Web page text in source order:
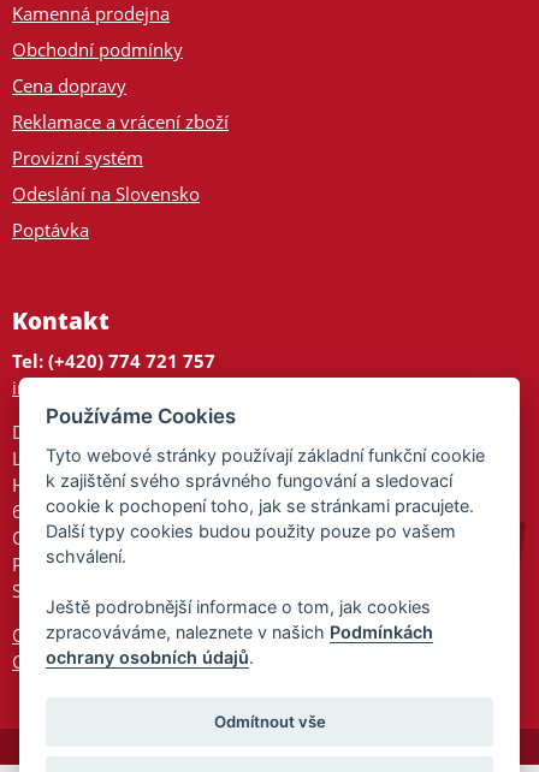
Kamenná prodejna
Obchodní podmínky
Cena dopravy
Reklamace a vrácení zboží
Provizní systém
Odeslání na Slovensko
Poptávka
Kontakt
Tel: (+420) 774 721 757
info@tajnedarky.cz
Dárkové centrum
Legionářů 2
Hodonín
695 01
Otevřeno:
Po-Pá 9-17
So 9-11:30
Ochrana osobních údajů
Cookies
Používáme Cookies
Tyto webové stránky používají základní funkční cookie
k zajištění svého správného fungování a sledovací
cookie k pochopení toho, jak se stránkami pracujete.
Další typy cookies budou použity pouze po vašem
schválení.
Ještě podrobnější informace o tom, jak cookies
zpracováváme, naleznete v našich Podmínkách
ochrany osobních údajů.
Odmítnout vše